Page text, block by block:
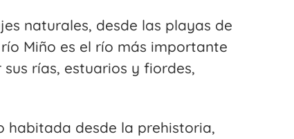
naturales, desde las playas de
Miño es el río más importante
rías, estuarios y fiordes,
habitada desde la prehistoria,